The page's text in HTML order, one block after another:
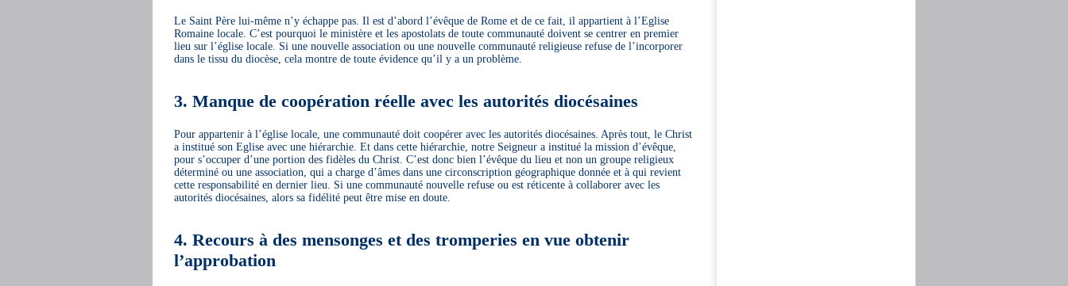
Le Saint Père lui-même n’y échappe pas. Il est d’abord l’évêque de Rome et de ce fait, il appartient à l’Eglise
Romaine locale. C’est pourquoi le ministère et les apostolats de toute communauté doivent se centrer en premier
lieu sur l’église locale. Si une nouvelle association ou une nouvelle communauté religieuse refuse de l’incorporer
dans le tissu du diocèse, cela montre de toute évidence qu’il y a un problème.
3. Manque de coopération réelle avec les autorités diocésaines
Pour appartenir à l’église locale, une communauté doit coopérer avec les autorités diocésaines. Après tout, le Christ
a institué son Eglise avec une hiérarchie. Et dans cette hiérarchie, notre Seigneur a institué la mission d’évêque,
pour s’occuper d’une portion des fidèles du Christ. C’est donc bien l’évêque du lieu et non un groupe religieux
déterminé ou une association, qui a charge d’âmes dans une circonscription géographique donnée et à qui revient
cette responsabilité en dernier lieu. Si une communauté nouvelle refuse ou est réticente à collaborer avec les
autorités diocésaines, alors sa fidélité peut être mise en doute.
4. Recours à des mensonges et des tromperies en vue obtenir
l’approbation